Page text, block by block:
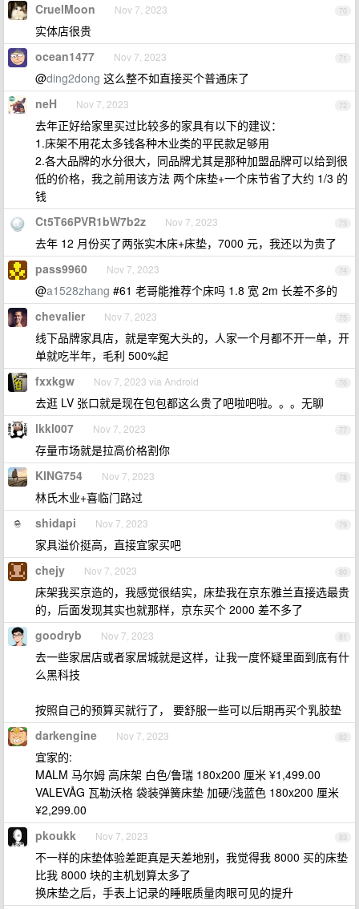
70
CruelMoon Nov 7, 2023
实体店很贵
71
ocean1477 Nov 7, 2023
@ding2dong 这么整不如直接买个普通床了
72
neH Nov 7, 2023
去年正好给家里买过比较多的家具有以下的建议：
1.床架不用花太多钱各种木业类的平民款足够用
2.各大品牌的水分很大，同品牌尤其是那种加盟品牌可以给到很
低的价格，我之前用该方法 两个床垫+一个床节省了大约 1/3 的
钱
73
Ct5T66PVR1bW7b2z Nov 7, 2023
去年 12 月份买了两张实木床+床垫，7000 元，我还以为贵了
74
pass9960 Nov 7, 2023
@a1528zhang #61 老哥能推荐个床吗 1.8 宽 2m 长差不多的
75
chevalier Nov 7, 2023
线下品牌家具店，就是宰冤大头的，人家一个月都不开一单，开
单就吃半年，毛利 500%起
76
fxxkgw Nov 7, 2023 via Android
去逛 LV 张口就是现在包包都这么贵了吧啦吧啦。。。无聊
77
lkkl007 Nov 7, 2023
存量市场就是拉高价格割你
78
KING754 Nov 7, 2023
林氏木业+喜临门路过
79
shidapi Nov 7, 2023
家具溢价挺高，直接宜家买吧
80
chejy Nov 7, 2023
床架我买京造的，我感觉很结实，床垫我在京东雅兰直接选最贵
的，后面发现其实也就那样，京东买个 2000 差不多了
81
goodryb Nov 7, 2023
去一些家居店或者家居城就是这样，让我一度怀疑里面到底有什
么黑科技
按照自己的预算买就行了， 要舒服一些可以后期再买个乳胶垫
82
darkengine Nov 7, 2023
宜家的:
MALM 马尔姆 高床架 白色/鲁瑞 180x200 厘米 ¥1,499.00
VALEVÅG 瓦勒沃格 袋装弹簧床垫 加硬/浅蓝色 180x200 厘米
¥2,299.00
83
pkoukk Nov 7, 2023
不一样的床垫体验差距真是天差地别，我觉得我 8000 买的床垫
比我 8000 块的主机划算太多了
换床垫之后，手表上记录的睡眠质量肉眼可见的提升